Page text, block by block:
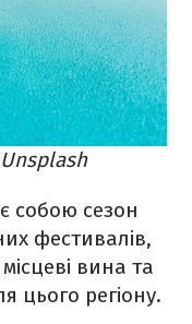
собою сезон
фестивалів,
вина та
цього регіону.